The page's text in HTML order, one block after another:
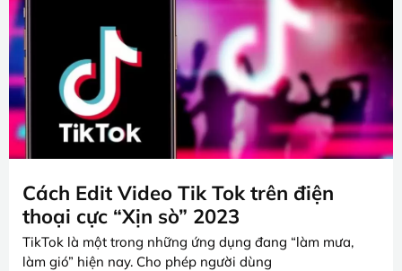
Cách Edit Video Tik Tok trên điện
thoại cực “Xịn sò” 2023
TikTok là một trong những ứng dụng đang “làm mưa,
làm gió” hiện nay. Cho phép người dùng